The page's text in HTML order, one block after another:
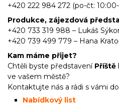
+420 222 984 272 (po-čt:
Produkce, zájezdová
+420 733 319 988 – Lukáš
+420 739 499 779 – Hana
Kam máme přijet?
Chtěli byste představení Příště
ve vašem městě?
Kontaktujte nás a rádi s vámi
Nabídkový list